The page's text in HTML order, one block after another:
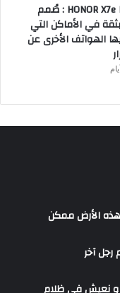
HONOR X7e Plus 5G : صُمم
في الأماكن التي
الهواتف الأخرى عن
هذه الأرض ممكن
رجل آخر